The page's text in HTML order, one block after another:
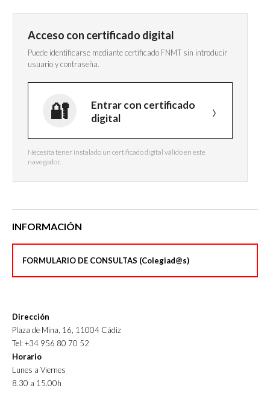
Acceso con certificado digital
Puede identificarse mediante certificado FNMT sin introducir
usuario y contraseña.
Entrar con certificado
digital
Necesita tener instalado un certificado digital válido en este
navegador.
INFORMACIÓN
FORMULARIO DE CONSULTAS (Colegiad@s)
Dirección
Plaza de Mina, 16, 11004 Cádiz
Tel: +34 956 80 70 52
Horario
Lunes a Viernes
8.30 a 15.00h